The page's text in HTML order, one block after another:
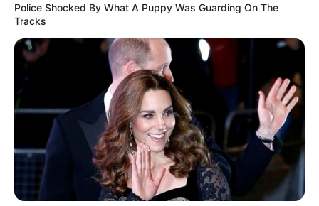
Police Shocked By What A Puppy Was Guarding On The
Tracks